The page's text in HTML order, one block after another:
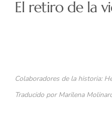
El retiro de la
Colaboradores de la historia:
Traducido por Marilena